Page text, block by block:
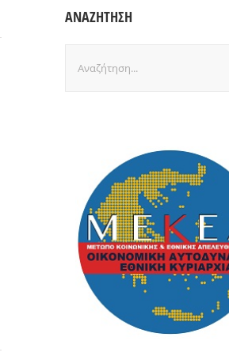
ΑΝΑΖΗΤΗΣΗ
για: